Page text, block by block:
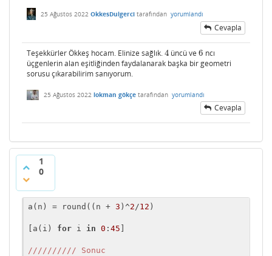
25 Ağustos 2022 OkkesDulgerci tarafından yorumlandı
Cevapla
Teşekkürler Ökkeş hocam. Elinize sağlık.4
4 üncü ve6
6 ncı
üçgenlerin alan eşitliğinden faydalanarak başka bir geometri
sorusu çıkarabilirim sanıyorum.
25 Ağustos 2022 lokman gökçe tarafından yorumlandı
Cevapla
1
0
a(n) = round((n + 3 )^2/12 )
[a(i) for i in 0 : 45
////////// Sonuc